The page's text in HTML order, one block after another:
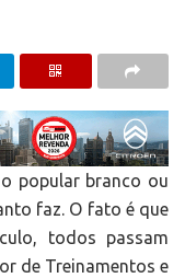
popular branco ou
faz. O fato é que
todos passam
de Treinamentos e